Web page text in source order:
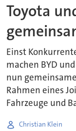
Toyota
Einst
machen BYD
nun
Rahmen eines
Fahrzeuge und
Christian Klein